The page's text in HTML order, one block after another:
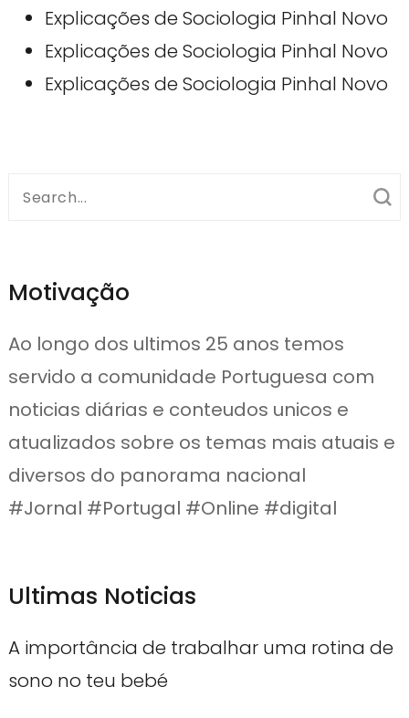
Explicações de Sociologia Pinhal Novo
Explicações de Sociologia Pinhal Novo
Explicações de Sociologia Pinhal Novo
Search
Motivação
Ao longo dos ultimos 25 anos temos
servido a comunidade Portuguesa com
noticias diárias e conteudos unicos e
atualizados sobre os temas mais atuais e
diversos do panorama nacional
#Jornal #Portugal #Online #digital
Ultimas Noticias
A importância de trabalhar uma rotina de
sono no teu bebé